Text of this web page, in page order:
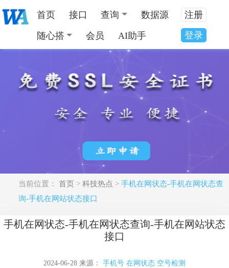
首页 接口 查询 数据源
随心搭 会员 AI助手
注册
登录
当前位置： 首页 > 科技热点 > 手机在网状态-手机在网状态查
询-手机在网站状态接口
手机在网状态-手机在网状态查询-手机在网站状态
接口
2024-06-28 来源： 手机号 在网状态 空号检测